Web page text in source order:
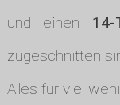
und einen 14-
zugeschnitten
Alles für viel